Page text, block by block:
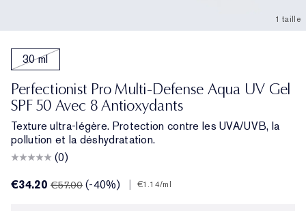
1 taille
30 ml
Perfectionist Pro Multi-Defense Aqua UV Gel
SPF 50 Avec 8 Antioxydants
Texture ultra-légère. Protection contre les UVA/UVB, la
pollution et la déshydratation.
(0)
€34.20€57.00 (-40%) €1.14/ml